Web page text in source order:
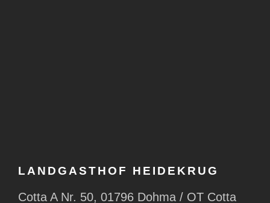
LANDGASTHOF HEIDEKRUG
Cotta A Nr. 50, 01796 Dohma / OT Cotta